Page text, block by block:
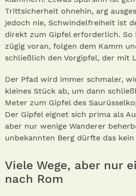
Trittsicherheit ohnehin, arg
jedoch nie, Schwindelfreiheit ist
direkt zum Gipfel erforderlich.
zügig voran, folgen dem Kamm
schließlich den Vorgipfel, der mit
Der Pfad wird immer schmaler,
kleines Stück ab, um dann
Meter zum Gipfel des
Der Gipfel eignet sich prima als
aber nur wenige Wanderer
unbekannten Berg dürfte das kein
Viele Wege, aber nur
nach Rom